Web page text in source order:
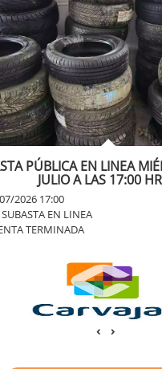
PÚBLICA EN LINEA
JULIO A LAS 17:00
2026 17:00
SUBASTA EN LINEA
TERMINADA
‹ ›